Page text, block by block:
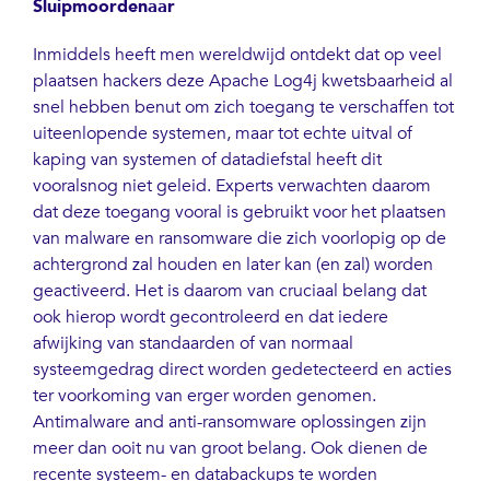
Sluipmoordenaar
Inmiddels heeft men wereldwijd ontdekt dat op veel
plaatsen hackers deze Apache Log4j kwetsbaarheid al
snel hebben benut om zich toegang te verschaffen tot
uiteenlopende systemen, maar tot echte uitval of
kaping van systemen of datadiefstal heeft dit
vooralsnog niet geleid. Experts verwachten daarom
dat deze toegang vooral is gebruikt voor het plaatsen
van malware en ransomware die zich voorlopig op de
achtergrond zal houden en later kan (en zal) worden
geactiveerd. Het is daarom van cruciaal belang dat
ook hierop wordt gecontroleerd en dat iedere
afwijking van standaarden of van normaal
systeemgedrag direct worden gedetecteerd en acties
ter voorkoming van erger worden genomen.
Antimalware and anti-ransomware oplossingen zijn
meer dan ooit nu van groot belang. Ook dienen de
recente systeem- en databackups te worden